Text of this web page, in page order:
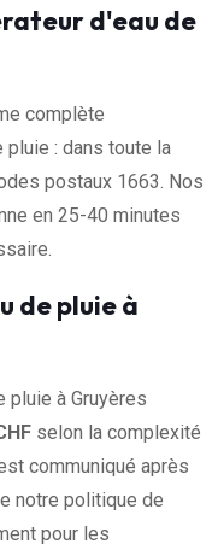
d'eau de
complète
pluie : dans toute la
postaux 1663. Nos
en 25-40 minutes
de pluie à
pluie à Gruyères
selon la complexité
communiqué après
notre politique de
pour les